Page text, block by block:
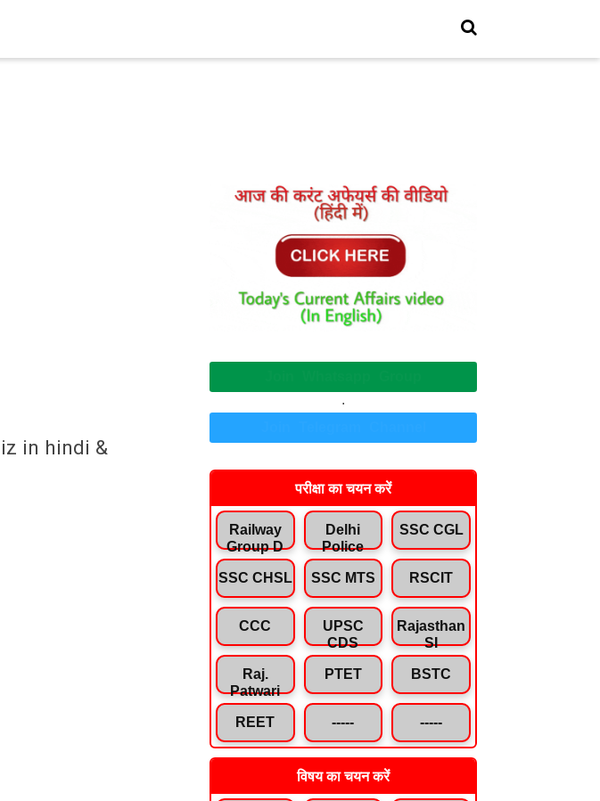
in hindi &
.
परीक्षा का चयन करें
Railway
Group D
Delhi
Police
SSC CGL
SSC CHSL SSC MTS RSCIT
CCC
UPSC
CDS
Rajasthan
SI
Raj.
Patwari
PTET BSTC
REET ----- -----
विषय का चयन करें